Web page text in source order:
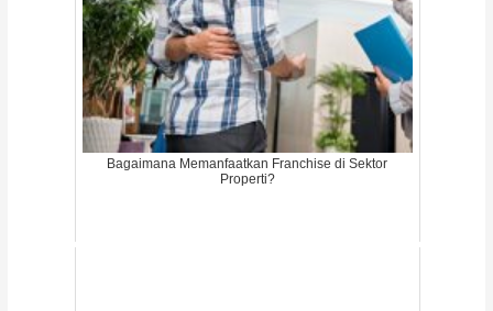
Bagaimana Memanfaatkan Franchise di Sektor
Properti?